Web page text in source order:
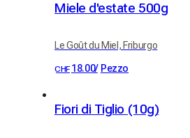
Miele d'estate 500g
Le Goût du Miel, Friburgo
CHF 18.00/ Pezzo
Fiori di Tiglio (10g)